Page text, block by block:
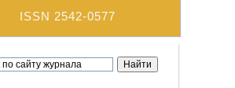
ISSN 2542-0577